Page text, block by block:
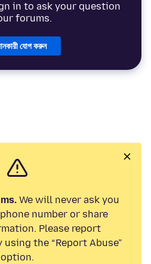
in to ask your question
forums.
যোগ করুন
We will never ask you
number or share
Please report
the “Report Abuse”
option.